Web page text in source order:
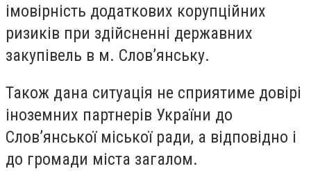
імовірність додаткових корупційних
ризиків при здійсненні державних
закупівель в м. Слов’янську.
Також дана ситуація не сприятиме довірі
іноземних партнерів України до
Слов’янської міської ради, а відповідно і
до громади міста загалом.